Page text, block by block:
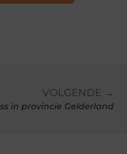
VOLGENDE →
in provincie Gelderland